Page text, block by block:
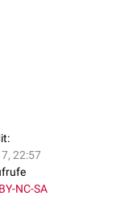
22:57
BY-NC-SA